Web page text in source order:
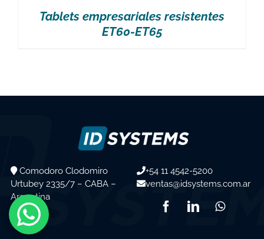
Tablets empresariales resistentes
ET60-ET65
Comodoro Clodomiro
Urtubey 2335/7 – CABA –
Argentina
+54 11 4542-5200
ventas@idsystems.com.ar